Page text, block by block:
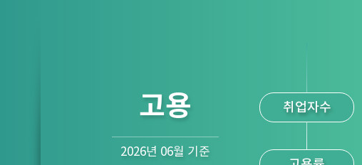
물가
2026년 07월 기준
고용률
실업률